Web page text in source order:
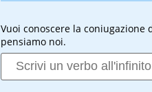
Vuoi conoscere la
pensiamo noi.